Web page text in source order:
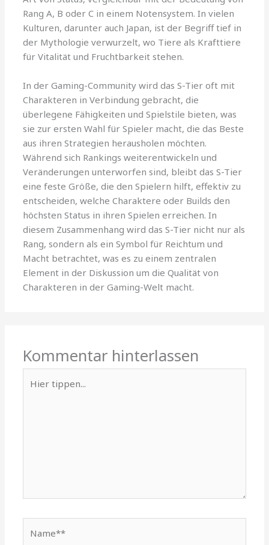
Rang A, B oder C in einem Notensystem. In vielen
Kulturen, darunter auch Japan, ist der Begriff tief in
der Mythologie verwurzelt, wo Tiere als Krafttiere
für Vitalität und Fruchtbarkeit stehen.
In der Gaming-Community wird das S-Tier oft mit
Charakteren in Verbindung gebracht, die
überlegene Fähigkeiten und Spielstile bieten, was
sie zur ersten Wahl für Spieler macht, die das Beste
aus ihren Strategien herausholen möchten.
Während sich Rankings weiterentwickeln und
Veränderungen unterworfen sind, bleibt das S-Tier
eine feste Größe, die den Spielern hilft, effektiv zu
entscheiden, welche Charaktere oder Builds den
höchsten Status in ihren Spielen erreichen. In
diesem Zusammenhang wird das S-Tier nicht nur als
Rang, sondern als ein Symbol für Reichtum und
Macht betrachtet, was es zu einem zentralen
Element in der Diskussion um die Qualität von
Charakteren in der Gaming-Welt macht.
Kommentar hinterlassen
tippen...